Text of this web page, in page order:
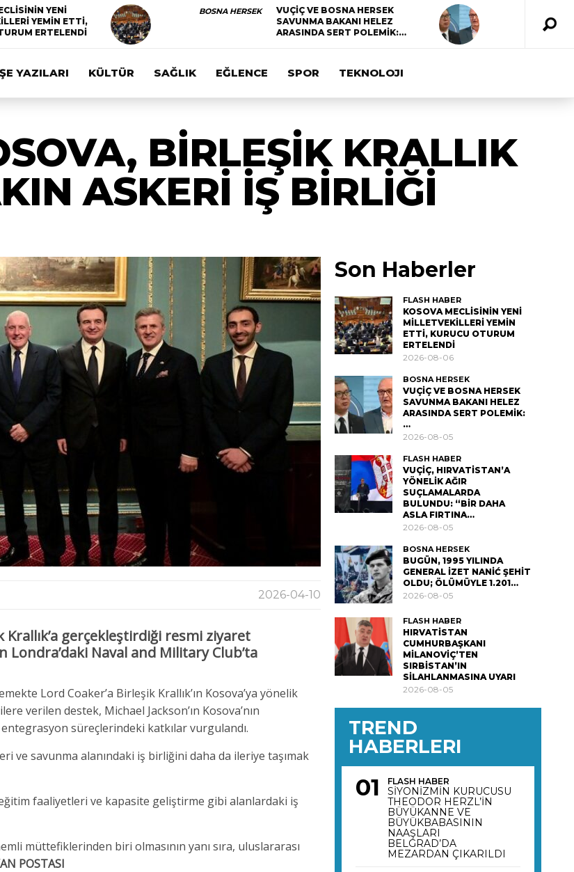
YENİ
YEMİN ETTİ,
ERTELENDİ
BOSNA HERSEK
VUÇİÇ VE BOSNA HERSEK
SAVUNMA BAKANI HELEZ
ARASINDA SERT POLEMİK:…
YAZILARI KÜLTÜR SAĞLIK EĞLENCE SPOR TEKNOLOJI
BİRLEŞİK KRALLIK
ASKERİ İŞ BİRLİĞİ
2026-04-10
gerçekleştirdiği resmi ziyaret
Londra’daki Naval and Military Club’ta
Lord Coaker’a Birleşik Krallık’ın Kosova’ya yönelik
verilen destek, Michael Jackson’ın Kosova’nın
süreçlerindeki katkılar vurgulandı.
ve savunma alanındaki iş birliğini daha da ileriye taşımak
faaliyetleri ve kapasite geliştirme gibi alanlardaki iş
müttefiklerinden biri olmasının yanı sıra, uluslararası
POSTASI
Son Haberler
FLASH HABER
KOSOVA MECLİSİNİN YENİ
MİLLETVEKİLLERİ YEMİN
ETTİ, KURUCU OTURUM
ERTELENDİ
2026-08-06
BOSNA HERSEK
VUÇİÇ VE BOSNA HERSEK
SAVUNMA BAKANI HELEZ
ARASINDA SERT POLEMİK:
…
2026-08-05
FLASH HABER
VUÇİÇ, HIRVATİSTAN’A
YÖNELİK AĞIR
SUÇLAMALARDA
BULUNDU: “BİR DAHA
ASLA FIRTINA…
2026-08-05
BOSNA HERSEK
BUGÜN, 1995 YILINDA
GENERAL İZET NANİĆ ŞEHİT
OLDU; ÖLÜMÜYLE 1.201…
2026-08-05
FLASH HABER
HIRVATİSTAN
CUMHURBAŞKANI
MİLANOVİÇ’TEN
SIRBİSTAN’IN
SİLAHLANMASINA UYARI
2026-08-05
TREND
HABERLERI
FLASH HABER
SİYONİZMİN KURUCUSU
THEODOR HERZL’İN
BÜYÜKANNE VE
BÜYÜKBABASININ
NAAŞLARI
BELGRAD’DA
MEZARDAN ÇIKARILDI